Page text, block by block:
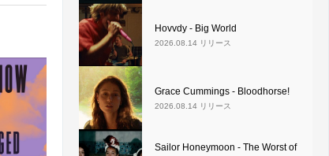
Hovvdy - Big World
2026.08.14 リリース
Grace Cummings - Bloodhorse!
2026.08.14 リリース
Sailor Honeymoon - The Worst of